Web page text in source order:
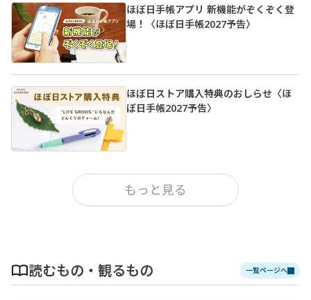
ちろん、よろしければ、メールに書いて送ってくだ
さい。
今日も、「ほぼ日」に来てくれてありがとうござい
ます。ぼくは最近は「ちいかわ」と「AI」のことば
かり考えてます。
昨日のコラムを読み逃した方はこちら。
ほぼ日手帳アプリ 新機能がぞくぞく登
場！〈ほぼ日手帳2027予告〉
ほぼ日ストア購入特典のおしらせ〈ほ
ぼ日手帳2027予告〉
もっと見る
読むもの・観るもの 一覧ページへ